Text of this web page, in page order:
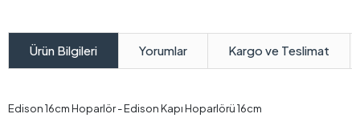
Ürün Bilgileri Yorumlar Kargo ve Teslimat
Edison 16cm Hoparlör - Edison Kapı Hoparlörü 16cm